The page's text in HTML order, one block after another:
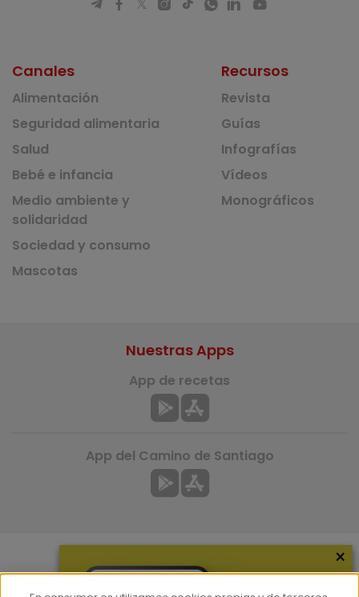
Canales
Alimentación
Seguridad alimentaria
Salud
Bebé e infancia
Medio ambiente y
solidaridad
Sociedad y consumo
Mascotas
Recursos
Revista
Guías
Infografías
Vídeos
Monográficos
Más información
Nuestras Apps
App de recetas
App del Camino de Santiago
×